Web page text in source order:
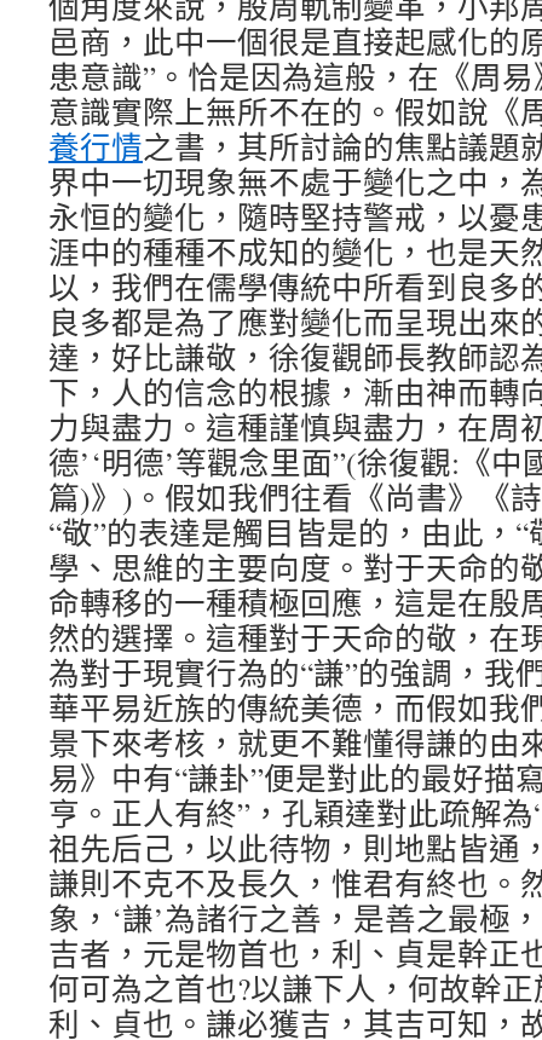
邑商，此中一個很是直接起感化的
患意識”。恰是因為這般，在《周
意識實際上無所不在的。假如說《
養行情之書，其所討論的焦點議題
界中一切現象無不處于變化之中，
永恒的變化，隨時堅持警戒，以憂
涯中的種種不成知的變化，也是天
以，我們在儒學傳統中所看到良多
良多都是為了應對變化而呈現出來
達，好比謙敬，徐復觀師長教師認
下，人的信念的根據，漸由神而轉
力與盡力。這種謹慎與盡力，在周
德’‘明德’等觀念里面”(徐復觀:《
篇)》)。假如我們往看《尚書》《
“敬”的表達是觸目皆是的，由此，
學、思維的主要向度。對于天命的
命轉移的一種積極回應，這是在殷
然的選擇。這種對于天命的敬，在
為對于現實行為的“謙”的強調，我
華平易近族的傳統美德，而假如我
景下來考核，就更不難懂得謙的由
易》中有“謙卦”便是對此的最好描
亨。正人有終”，孔穎達對此疏解
祖先后己，以此待物，則地點皆通
謙則不克不及長久，惟君有終也。
象，‘謙’為諸行之善，是善之最極
吉者，元是物首也，利、貞是幹正
何可為之首也?以謙下人，何故幹
利、貞也。謙必獲吉，其吉可知，